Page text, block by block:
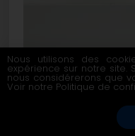
VERONIKA
Nous utilisons des
expérience sur notre site.
nous considérerons que
Voir notre Politique de